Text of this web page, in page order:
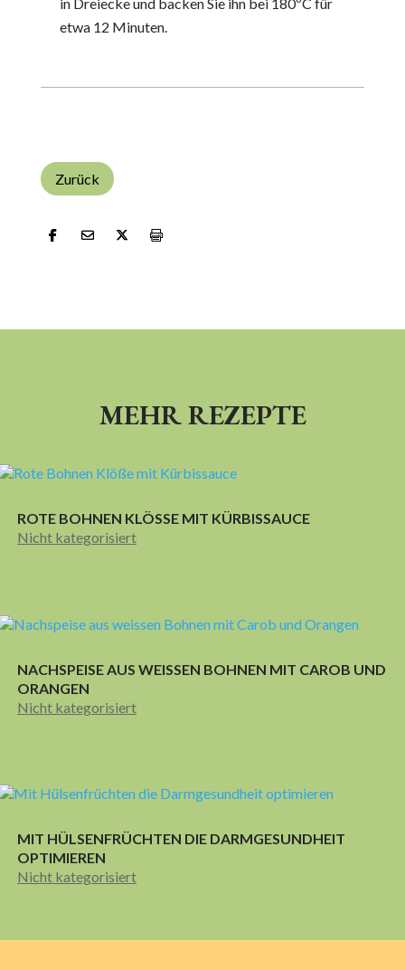
in Dreiecke und backen Sie ihn bei 180ºC für
etwa 12 Minuten.
Zurück
MEHR REZEPTE
ROTE BOHNEN KLÖSSE MIT KÜRBISSAUCE
Nicht kategorisiert
NACHSPEISE AUS WEISSEN BOHNEN MIT CAROB UND
ORANGEN
Nicht kategorisiert
MIT HÜLSENFRÜCHTEN DIE DARMGESUNDHEIT
OPTIMIEREN
Nicht kategorisiert